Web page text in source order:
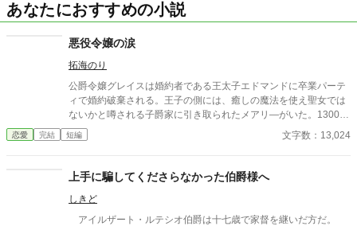
あなたにおすすめの小説
悪役令嬢の涙
拓海のり
公爵令嬢グレイスは婚約者である王太子エドマンドに卒業パーテ
ィで婚約破棄される。王子の側には、癒しの魔法を使え聖女では
ないかと噂される子爵家に引き取られたメアリ―がいた。13000
字の短編です。他サイトにも投稿します。
恋愛 完結 短編 文字数：13,024
上手に騙してくださらなかった伯爵様へ
しきど
アイルザート・ルテシオ伯爵は十七歳で家督を継いだ方だ。